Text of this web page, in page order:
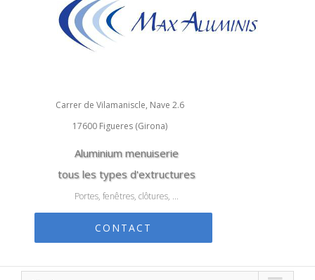
Carrer de Vilamaniscle, Nave 2.6
17600 Figueres (Girona)
Aluminium menuiserie
tous les types d'extructures
Portes, fenêtres, clôtures, ...
CONTACT